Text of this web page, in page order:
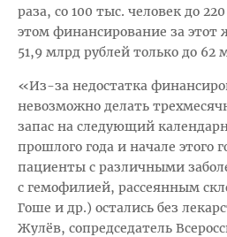
раза, со 100 тыс. человек до
этом финансирование за этот
51,9 млрд рублей только до 62
«Из-за недостатка
невозможно делать
запас на следующий
прошлого года и начале этого
пациенты с различными
с гемофилией, рассеянным
Гоше и др.) остались без
Жулёв, сопредседатель